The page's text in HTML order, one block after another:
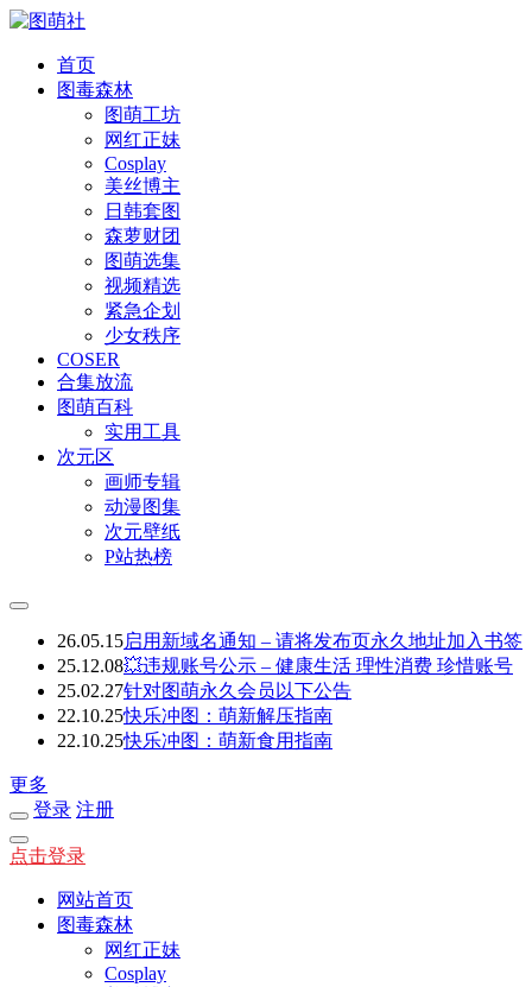
首页
图毒森林
图萌工坊
网红正妹
Cosplay
美丝博主
日韩套图
森萝财团
图萌选集
视频精选
紧急企划
少女秩序
COSER
合集放流
图萌百科
实用工具
次元区
画师专辑
动漫图集
次元壁纸
P站热榜
26.05.15启用新域名通知 – 请将发布页永久地址加入书签
25.12.08💥违规账号公示 – 健康生活 理性消费 珍惜账号
25.02.27针对图萌永久会员以下公告
22.10.25快乐冲图：萌新解压指南
22.10.25快乐冲图：萌新食用指南
更多
登录 注册
点击登录
网站首页
图毒森林
网红正妹
Cosplay